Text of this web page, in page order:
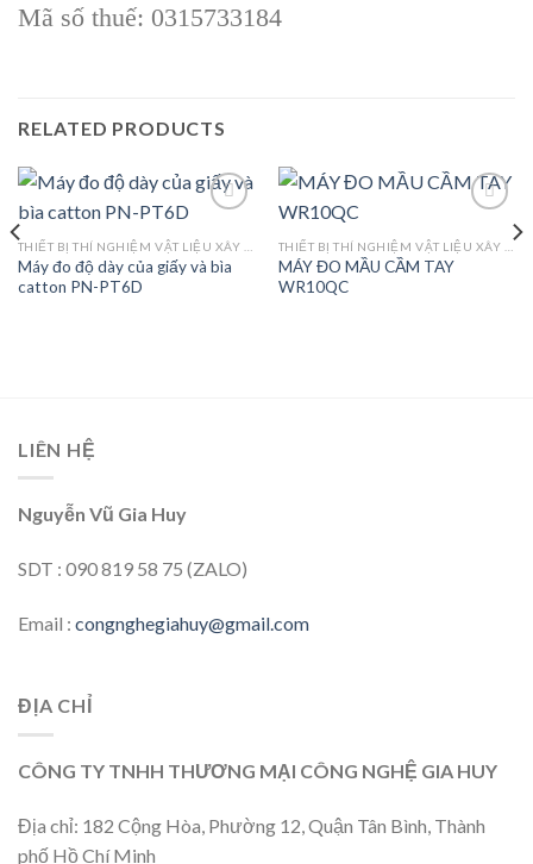
Mã số thuế: 0315733184
RELATED PRODUCTS
Add to
Máy đo độ dày của giấy và bìa
catton PN-PT6D
MÁY ĐO MẦU CẦM TAY
WR10QC
LIÊN HỆ
Nguyễn Vũ Gia Huy
SDT : 090 819 58 75 (ZALO)
Email : congnghegiahuy@gmail.com
ĐỊA CHỈ
CÔNG TY TNHH THƯƠNG MẠI CÔNG NGHỆ GIA HUY
Địa chỉ: 182 Cộng Hòa, Phường 12, Quận Tân Bình, Thành
phố Hồ Chí Minh